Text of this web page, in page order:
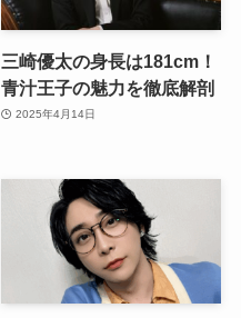
三崎優太の身長は181cm！
青汁王子の魅力を徹底解剖
2025年4月14日